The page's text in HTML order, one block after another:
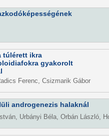
túlérett ikra
gyakorolt
Ferenc, Csizmarik Gábor
androgenezis halaknál
Urbányi Béla, Orbán László,